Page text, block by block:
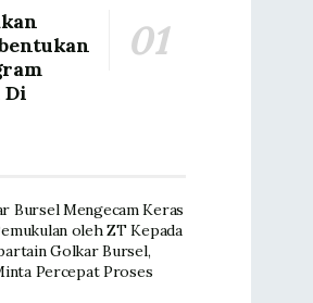
Di
Bursel Mengecam Keras
oleh ZT Kepada
Golkar Bursel,
Percepat Proses